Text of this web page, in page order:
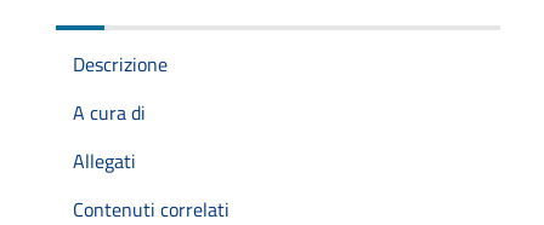
Descrizione
A cura di
Allegati
Contenuti correlati